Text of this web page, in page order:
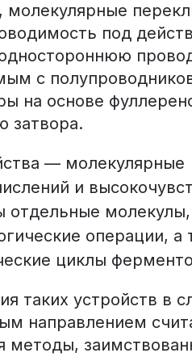
под
с
на основе
затвора.
— молекулярные
и
отдельные
операции, а
циклы
таких устройств в
направлением
методы,